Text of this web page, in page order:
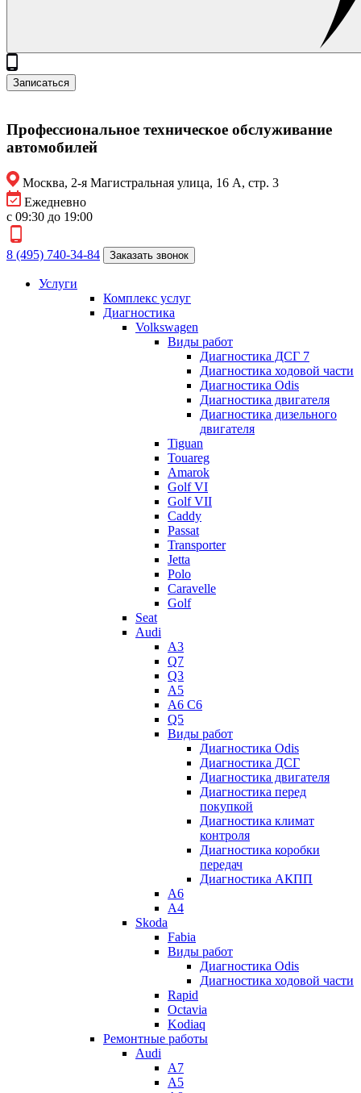
Записаться
Профессиональное техническое обслуживание
автомобилей
Москва, 2-я Магистральная улица, 16 А, стр. 3
Ежедневно
с 09:30 до 19:00
8 (495) 740-34-84 Заказать звонок
Услуги
Комплекс услуг
Диагностика
Volkswagen
Виды работ
Диагностика ДСГ 7
Диагностика ходовой части
Диагностика Odis
Диагностика двигателя
Диагностика дизельного
двигателя
Tiguan
Touareg
Amarok
Golf VI
Golf VII
Caddy
Passat
Transporter
Jetta
Polo
Caravelle
Golf
Seat
Audi
A3
Q7
Q3
A5
A6 C6
Q5
Виды работ
Диагностика Odis
Диагностика ДСГ
Диагностика двигателя
Диагностика перед
покупкой
Диагностика климат
контроля
Диагностика коробки
передач
Диагностика АКПП
A6
A4
Skoda
Fabia
Виды работ
Диагностика Odis
Диагностика ходовой части
Rapid
Octavia
Kodiaq
Ремонтные работы
Audi
A7
A5